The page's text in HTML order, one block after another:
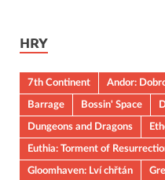
HRY
7th Continent Andor:
Barrage
Bossin' Space
Dungeons and Dragons
Euthia: Torment of
Gloomhaven: Lví chřtán